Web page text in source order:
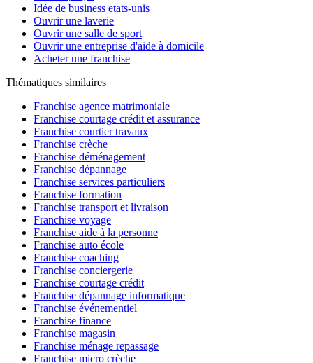
Idée de business etats-unis
Ouvrir une laverie
Ouvrir une salle de sport
Ouvrir une entreprise d'aide à domicile
Acheter une franchise
Thématiques similaires
Franchise agence matrimoniale
Franchise courtage crédit et assurance
Franchise courtier travaux
Franchise crèche
Franchise déménagement
Franchise dépannage
Franchise services particuliers
Franchise formation
Franchise transport et livraison
Franchise voyage
Franchise aide à la personne
Franchise auto école
Franchise coaching
Franchise conciergerie
Franchise courtage crédit
Franchise dépannage informatique
Franchise événementiel
Franchise finance
Franchise magasin
Franchise ménage repassage
Franchise micro crèche